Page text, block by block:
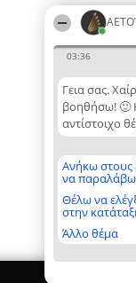
03:36
Γεια σας.
βοηθήσω! 🙂
αντίστοιχο
Ανήκω στους
να παραλάβω
Θέλω να
στην
Άλλο θέμα